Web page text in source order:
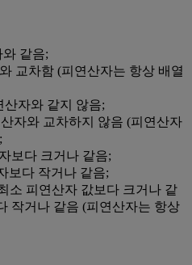
같음;
교차함 (피연산자는 항상 배열
산자와 같지 않음;
자와 교차하지 않음 (피연산자
보다 크거나 같음;
보다 작거나 같음;
소 피연산자 값보다 크거나 같
작거나 같음 (피연산자는 항상